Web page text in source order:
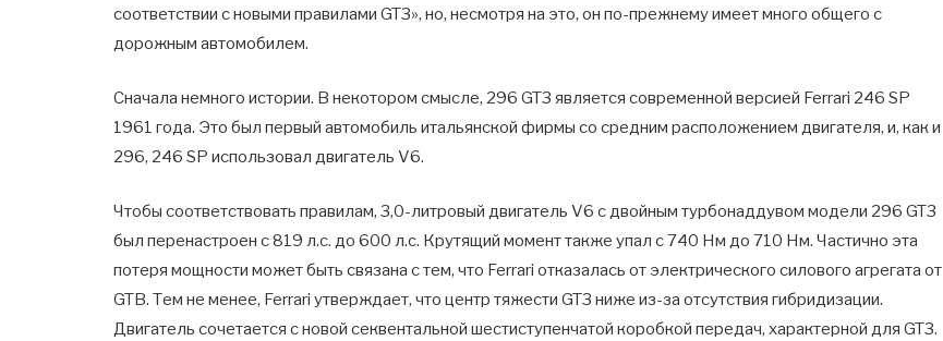
соответствии с новыми правилами GT3», но, несмотря на это, он по-прежнему имеет много общего с
дорожным автомобилем.
Сначала немного истории. В некотором смысле, 296 GT3 является современной версией Ferrari 246 SP
1961 года. Это был первый автомобиль итальянской фирмы со средним расположением двигателя, и, как и
296, 246 SP использовал двигатель V6.
Чтобы соответствовать правилам, 3,0-литровый двигатель V6 с двойным турбонаддувом модели 296 GT3
был перенастроен с 819 л.с. до 600 л.с. Крутящий момент также упал с 740 Нм до 710 Нм. Частично эта
потеря мощности может быть связана с тем, что Ferrari отказалась от электрического силового агрегата от
GTB. Тем не менее, Ferrari утверждает, что центр тяжести GT3 ниже из-за отсутствия гибридизации.
Двигатель сочетается с новой секвентальной шестиступенчатой ​​коробкой передач, характерной для GT3.